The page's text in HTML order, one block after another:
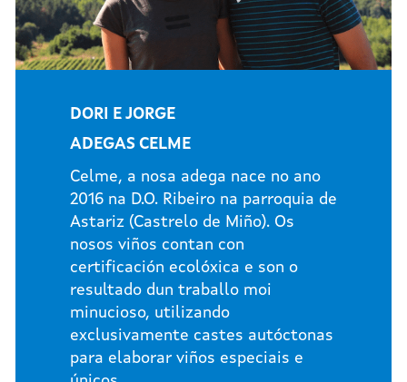
DORI E JORGE
ADEGAS CELME
Celme, a nosa adega nace no ano
2016 na D.O. Ribeiro na parroquia de
Astariz (Castrelo de Miño). Os
nosos viños contan con
certificación ecolóxica e son o
resultado dun traballo moi
minucioso, utilizando
exclusivamente castes autóctonas
para elaborar viños especiais e